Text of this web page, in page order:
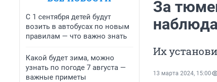
С 1 сентября детей будут
возить в автобусах по новым
правилам — что важно знать
Какой будет зима, можно
узнать по погоде 7 августа —
важные приметы
За
Их
13 марта 2024, 15:00